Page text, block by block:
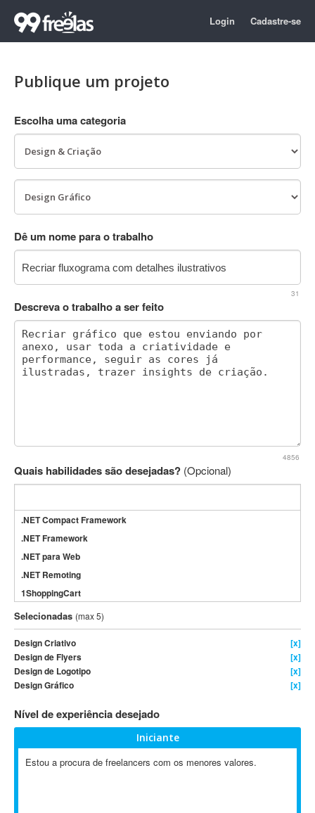
Login Cadastre-se
Publique um projeto
Escolha uma categoria
Dê um nome para o trabalho
31
Descreva o trabalho a ser feito
4856
Quais habilidades são desejadas? (Opcional)
.NET Compact Framework
.NET Framework
.NET para Web
.NET Remoting
1ShoppingCart
3DS Max
3GSM
4D Dimension
802.11
A&P
A2Billing
Ab Initio
Selecionadas (max 5)
Design Criativo
[x]
Design de Flyers
[x]
Design de Logotipo
[x]
Design Gráfico
[x]
Nível de experiência desejado
Iniciante
Estou a procura de freelancers com os menores valores.